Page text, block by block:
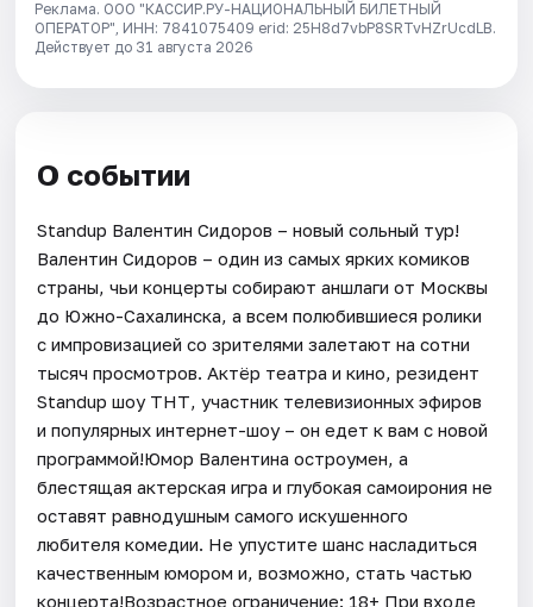
Реклама. ООО "КАССИР.РУ-НАЦИОНАЛЬНЫЙ БИЛЕТНЫЙ
ОПЕРАТОР", ИНН: 7841075409 erid: 25H8d7vbP8SRTvHZrUcdLB.
Действует до 31 августа 2026
О событии
Standup Валентин Сидоров – новый сольный тур!
Валентин Сидоров – один из самых ярких комиков
страны, чьи концерты собирают аншлаги от Москвы
до Южно-Сахалинска, а всем полюбившиеся ролики
с импровизацией со зрителями залетают на сотни
тысяч просмотров. Актёр театра и кино, резидент
Standup шоу ТНТ, участник телевизионных эфиров
и популярных интернет-шоу – он едет к вам с новой
программой!Юмор Валентина остроумен, а
блестящая актерская игра и глубокая самоирония не
оставят равнодушным самого искушенного
любителя комедии. Не упустите шанс насладиться
качественным юмором и, возможно, стать частью
концерта!Возрастное ограничение: 18+ При входе